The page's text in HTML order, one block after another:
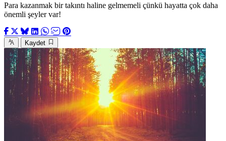
Para kazanmak bir takıntı haline gelmemeli çünkü hayatta çok daha
önemli şeyler var!
Kaydet